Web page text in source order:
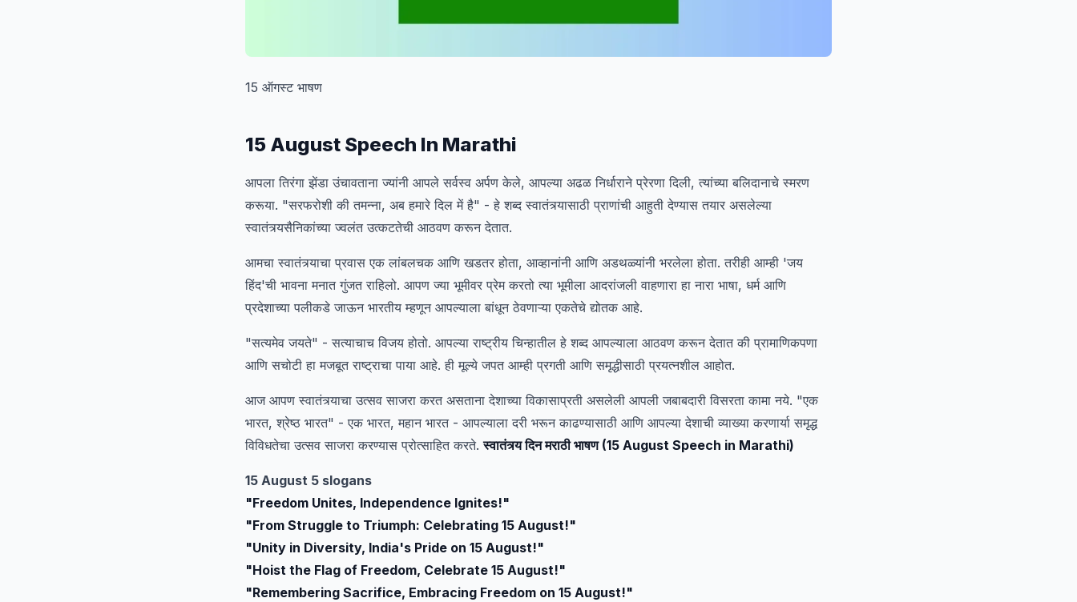
15 ऑगस्ट भाषण
15 August Speech In Marathi
आपला तिरंगा झेंडा उंचावताना ज्यांनी आपले सर्वस्व अर्पण केले, आपल्या अढळ निर्धाराने प्रेरणा दिली, त्यांच्या बलिदानाचे स्मरण
करूया. "सरफरोशी की तमन्ना, अब हमारे दिल में है" - हे शब्द स्वातंत्र्यासाठी प्राणांची आहुती देण्यास तयार असलेल्या
स्वातंत्र्यसैनिकांच्या ज्वलंत उत्कटतेची आठवण करून देतात.
आमचा स्वातंत्र्याचा प्रवास एक लांबलचक आणि खडतर होता, आव्हानांनी आणि अडथळ्यांनी भरलेला होता. तरीही आम्ही 'जय
हिंद'ची भावना मनात गुंजत राहिलो. आपण ज्या भूमीवर प्रेम करतो त्या भूमीला आदरांजली वाहणारा हा नारा भाषा, धर्म आणि
प्रदेशाच्या पलीकडे जाऊन भारतीय म्हणून आपल्याला बांधून ठेवणाऱ्या एकतेचे द्योतक आहे.
"सत्यमेव जयते" - सत्याचाच विजय होतो. आपल्या राष्ट्रीय चिन्हातील हे शब्द आपल्याला आठवण करून देतात की प्रामाणिकपणा
आणि सचोटी हा मजबूत राष्ट्राचा पाया आहे. ही मूल्ये जपत आम्ही प्रगती आणि समृद्धीसाठी प्रयत्नशील आहोत.
आज आपण स्वातंत्र्याचा उत्सव साजरा करत असताना देशाच्या विकासाप्रती असलेली आपली जबाबदारी विसरता कामा नये. "एक
भारत, श्रेष्ठ भारत" - एक भारत, महान भारत - आपल्याला दरी भरून काढण्यासाठी आणि आपल्या देशाची व्याख्या करणार्या समृद्ध
विविधतेचा उत्सव साजरा करण्यास प्रोत्साहित करते.स्वातंत्र्य दिन मराठी भाषण (15 August Speech in Marathi)
15 August 5 slogans
"Freedom Unites, Independence Ignites!"
"From Struggle to Triumph: Celebrating 15 August!"
"Unity in Diversity, India's Pride on 15 August!"
"Hoist the Flag of Freedom, Celebrate 15 August!"
"Remembering Sacrifice, Embracing Freedom on 15 August!"